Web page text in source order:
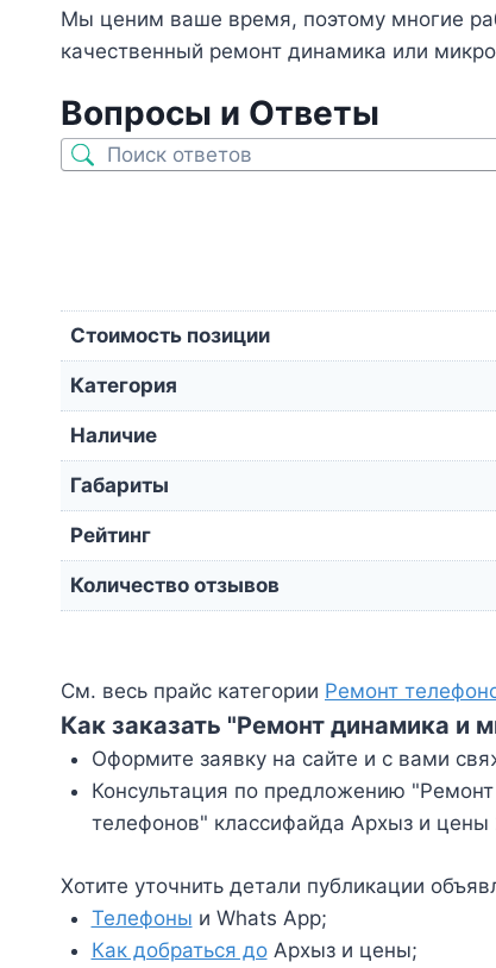
Мы ценим ваше время, поэтому многие
качественный ремонт динамика или
Вопросы и Ответы
Стоимость позиции
Категория
Наличие
Габариты
Рейтинг
Количество отзывов
См. весь прайс категории Ремонт
Как заказать "Ремонт динамика и
Оформите заявку на сайте и с вами
Консультация по предложению
телефонов" классифайда Архыз и цены
Хотите уточнить детали публикации
Телефоны и Whats App;
Как добраться доАрхыз и цены;